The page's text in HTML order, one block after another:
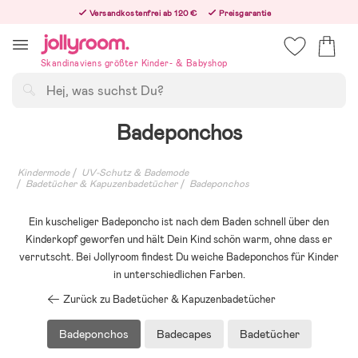
innehållet
Versandkostenfrei ab 120 €
Preisgarantie
Bestellungen, die nach 12:00 Uhr eingehen, werden am nächsten Werktag versandt!
Skandinaviens größter Kinder- & Babyshop
Badeponchos
Kindermode
UV-Schutz & Bademode
Badetücher & Kapuzenbadetücher
Badeponchos
Ein kuscheliger Badeponcho ist nach dem Baden schnell über den
Kinderkopf geworfen und hält Dein Kind schön warm, ohne dass er
verrutscht. Bei Jollyroom findest Du weiche Badeponchos für Kinder
in unterschiedlichen Farben.
Zurück zu Badetücher & Kapuzenbadetücher
Badeponchos Badecapes Badetücher